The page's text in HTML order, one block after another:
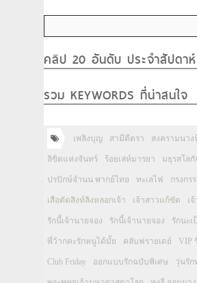
คลิป 20 อันดับ ประจำสัปดาห์
รวม KEYWORDS ที่น่าสนใจ
เพลิงบุญ สามีตีตรา สงครามนาง
ลิขิตแห่งจันทร์ ร้อยเล่ห์มารยา มธุรสโล
ปรปักษ์จำนน พากย์ไทย ทะเลไฟ กรงกร
เสือตัดสิงห์ลิงหลอกเจ้า เจ้าสาวแก้ขัด เ
รักนี้เจ้านายจอง รักนี้เจ้านายจอง รักนะเ
พี่ว้ากคะรักหนูได้มั้ย คลับฟรายเดย์ VIP
Club Friday ออกแบบรักฉบับพิเศษ วุ่นรั